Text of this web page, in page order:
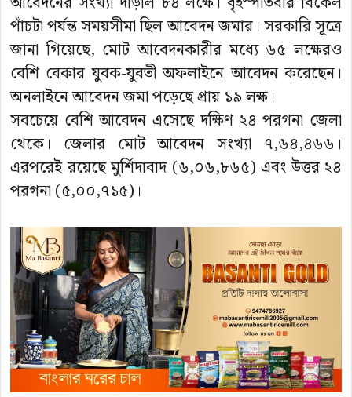
পাঁচটা পর্যন্ত সময়সীমা ছিল আবেদন জমার। সরকারি সূত্রে
জানা গিয়েছে, মোট আবেদনকারীর মধ্যে ৬৫ লক্ষেরও
বেশি বেকার যুবক-যুবতী অফলাইনে আবেদন করেছেন।
অনলাইনে আবেদন জমা পড়েছে প্রায় ১৯ লক্ষ।
সবচেয়ে বেশি আবেদন এসেছে দক্ষিণ ২৪ পরগনা জেলা
থেকে। জেলার মোট আবেদন সংখ্যা ৭,৬৪,৪৬৬।
এরপরেই রয়েছে মুর্শিদাবাদ (৬,০৬,৮৬৫) এবং উত্তর ২৪
পরগনা (৫,০০,৭১৫)।